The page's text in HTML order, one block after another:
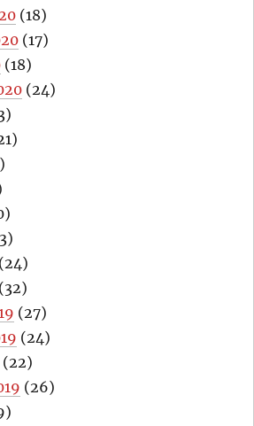
(18)
(17)
(18)
(24)
(24)
(32)
(27)
(24)
(22)
(26)